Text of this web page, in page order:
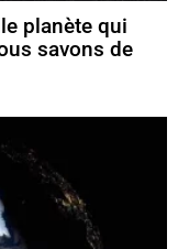
planète qui
savons de